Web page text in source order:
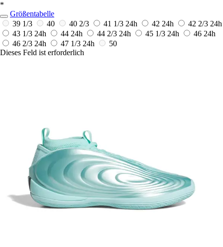
*
Größentabelle
39 1/3
40 40 2/3 41 1/3 24h 42 24h 42 2/3 24h
43 1/3 24h 44 24h 44 2/3 24h 45 1/3 24h 46 24h
46 2/3 24h 47 1/3 24h
50
Dieses Feld ist erforderlich